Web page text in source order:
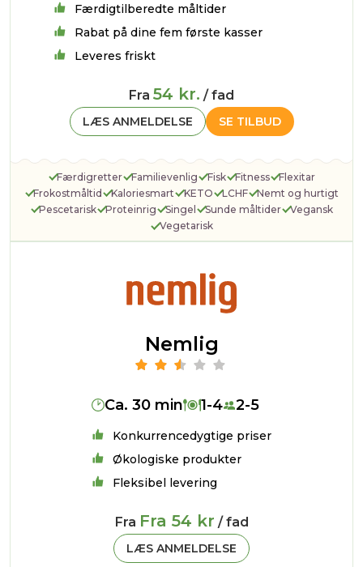
Færdigtilberedte måltider
Rabat på dine fem første kasser
Leveres friskt
Fra 54 kr. / fad
SE TILBUD
LÆS ANMELDELSE
Færdigretter Familievenlig Fisk Fitness
Flexitar
Frokostmåltid
Kaloriesmart KETO LCHF
Nemt og hurtigt
Pescetarisk
Proteinrig Singel Sunde måltider
Vegansk
Vegetarisk
Nemlig
Ca. 30 min 1-4 2-5
Konkurrencedygtige priser
Økologiske produkter
Fleksibel levering
Fra Fra 54 kr / fad
LÆS ANMELDELSE